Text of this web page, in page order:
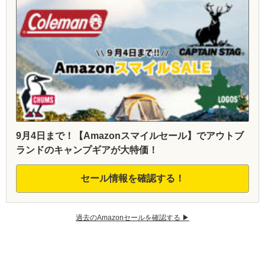
9月4日まで！【Amazonスマイルセール】でアウトブ
ランドのキャンプギアが大特価！
セール情報を確認する！
過去のAmazonセールを確認する ▶︎